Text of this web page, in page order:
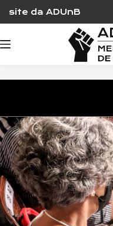
content
site da ADUnB